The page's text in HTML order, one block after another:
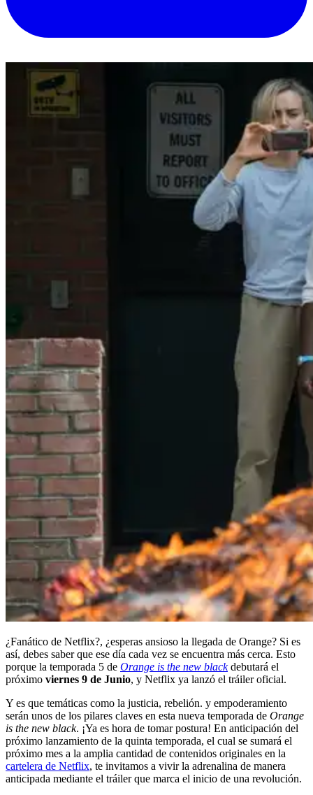
¿Fanático de Netflix?, ¿esperas ansioso la llegada de Orange? Si es
así, debes saber que ese día cada vez se encuentra más cerca. Esto
porque la temporada 5 de Orange is the new black debutará el
próximo viernes 9 de Junio, y Netflix ya lanzó el tráiler oficial.
Y es que temáticas como la justicia, rebelión. y empoderamiento
serán unos de los pilares claves en esta nueva temporada de Orange
is the new black. ¡Ya es hora de tomar postura! En anticipación del
próximo lanzamiento de la quinta temporada, el cual se sumará el
próximo mes a la amplia cantidad de contenidos originales en la
cartelera de Netflix, te invitamos a vivir la adrenalina de manera
anticipada mediante el tráiler que marca el inicio de una revolución.